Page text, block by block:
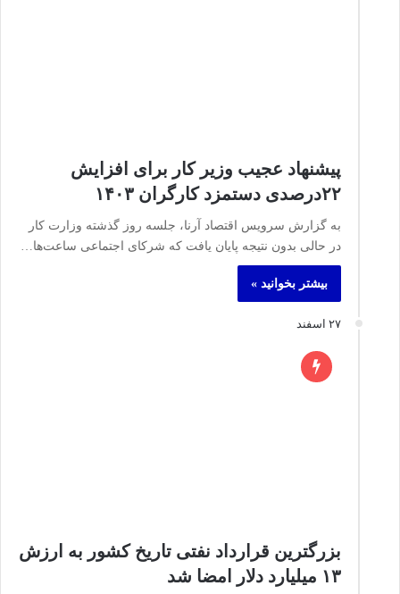
پیشنهاد عجیب وزیر کار برای افزایش
۲۲درصدی دستمزد کارگران ۱۴۰۳
به گزارش سرویس اقتصاد آرنا، جلسه روز گذشته وزارت کار
در حالی بدون نتیجه پایان یافت که شرکای اجتماعی ساعت‌ها…
بیشتر بخوانید »
۲۷ اسفند
بزرگترین قرارداد نفتی تاریخ کشور به ارزش
۱۳ میلیارد دلار امضا شد